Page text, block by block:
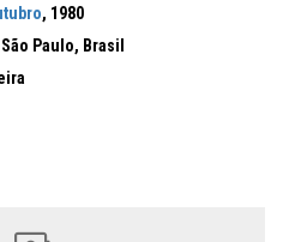
, 1980
São Paulo, Brasil